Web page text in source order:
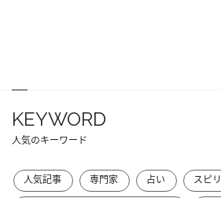
KEYWORD
人気のキーワード
人気記事 専門家 占い スピ